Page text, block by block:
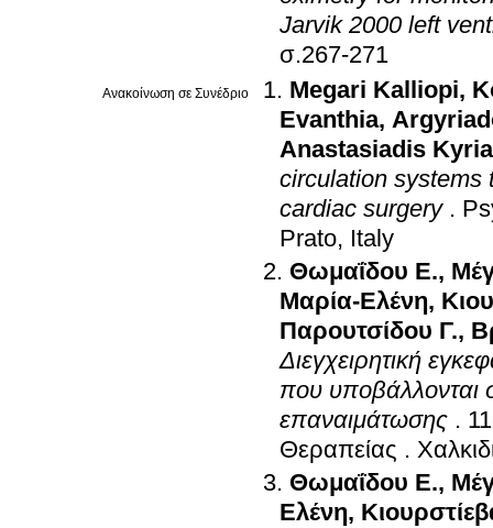
Jarvik 2000 left
σ.267-271
Ανακοίνωση σε Συνέδριο Megari Kalliopi,
Evanthia,
Anastasiadis
circulation systems
cardiac surgery .
Prato, Italy
Θωμαΐδου Ε.,
Μαρία-Ελένη,
Παρουτσίδου Γ.,
Διεγχειρητική
που υποβάλλονται
επαναιμάτωσης .
Θεραπείας .
Θωμαΐδου Ε.,
Ελένη,